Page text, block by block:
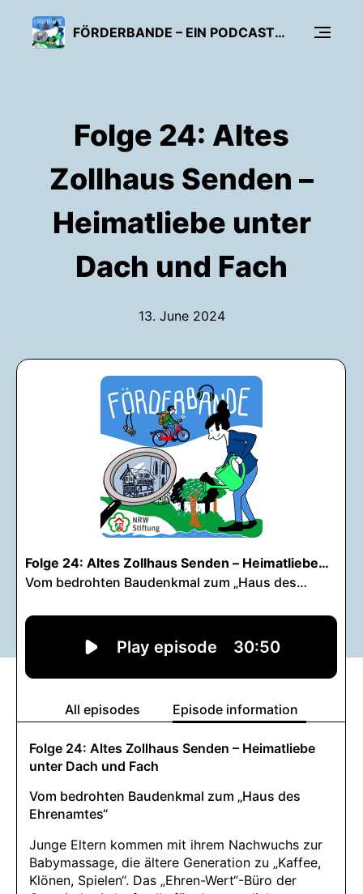
FÖRDERBANDE – EIN PODCAST DER NRW-STIFTUNG
Folge 24: Altes
Zollhaus Senden –
Heimatliebe unter
Dach und Fach
13. June 2024